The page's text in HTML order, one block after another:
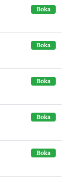
Boka
Boka
Boka
Boka
Boka